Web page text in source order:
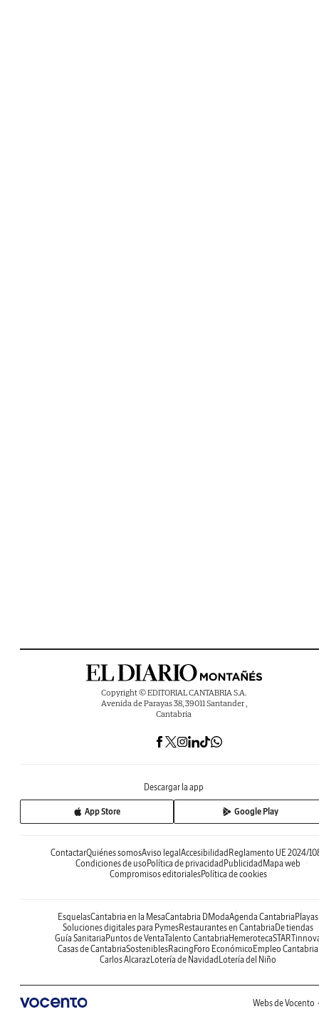
Copyright © EDITORIAL CANTABRIA S.A.
Avenida de Parayas 38, 39011 Santander ,
Cantabria
Descargar la app
App Store Google Play
ContactarQuiénes somosAviso legalAccesibilidadReglamento UE 2024/
Condiciones de usoPolítica de privacidadPublicidadMapa web
Compromisos editorialesPolítica de cookies
EsquelasCantabria en la MesaCantabria DModaAgenda CantabriaPlayas
Soluciones digitales para PymesRestaurantes en CantabriaDe tiendas
Guía SanitariaPuntos de VentaTalento CantabriaHemeroteca
Casas de CantabriaSosteniblesRacingForo EconómicoEmpleo Cantabria
Carlos AlcarazLotería de NavidadLotería del Niño
Webs de Vocento